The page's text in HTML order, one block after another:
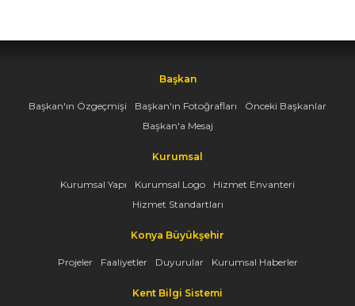
Başkan
Başkan'ın Özgeçmişi Başkan'ın Fotoğrafları
Önceki Başkanlar
Başkan'a Mesaj
Kurumsal
Kurumsal Yapı Kurumsal Logo
Hizmet Envanteri
Hizmet Standartları
Konya Büyükşehir
Projeler Faaliyetler Duyurular Kurumsal Haberler
Kent Bilgi Sistemi